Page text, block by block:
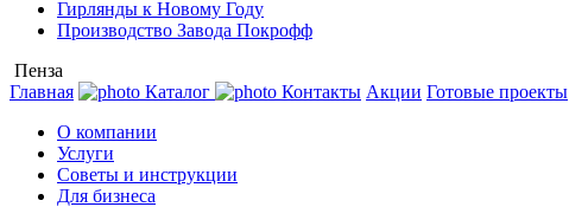
Гирлянды к Новому Году
Производство Завода Покрофф
Пенза
Главная
Каталог Контакты Акции Готовые проекты
О компании
Услуги
Советы и инструкции
Для бизнеса